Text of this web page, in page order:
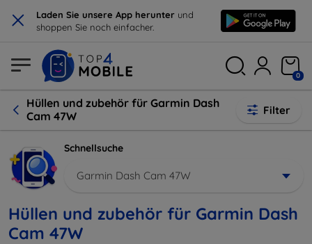
× Laden Sie unsere App herunter und
shoppen Sie noch einfacher.
0
Hüllen und zubehör für Garmin Dash
Cam 47W
Filter
Schnellsuche
Garmin Dash Cam 47W
Hüllen und zubehör für Garmin Dash
Cam 47W